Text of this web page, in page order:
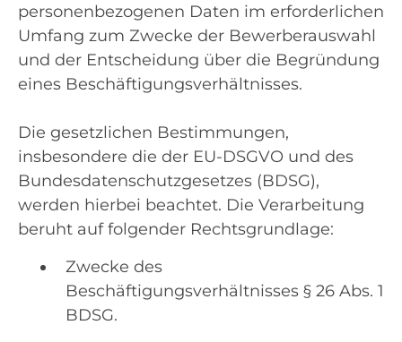
personenbezogenen Daten im erforderlichen
Umfang zum Zwecke der Bewerberauswahl
und der Entscheidung über die Begründung
eines Beschäftigungsverhältnisses.
Die gesetzlichen Bestimmungen,
insbesondere die der EU-DSGVO und des
Bundesdatenschutzgesetzes (BDSG),
werden hierbei beachtet. Die Verarbeitung
beruht auf folgender Rechtsgrundlage:
Zwecke des
Beschäftigungsverhältnisses § 26 Abs. 1
BDSG.